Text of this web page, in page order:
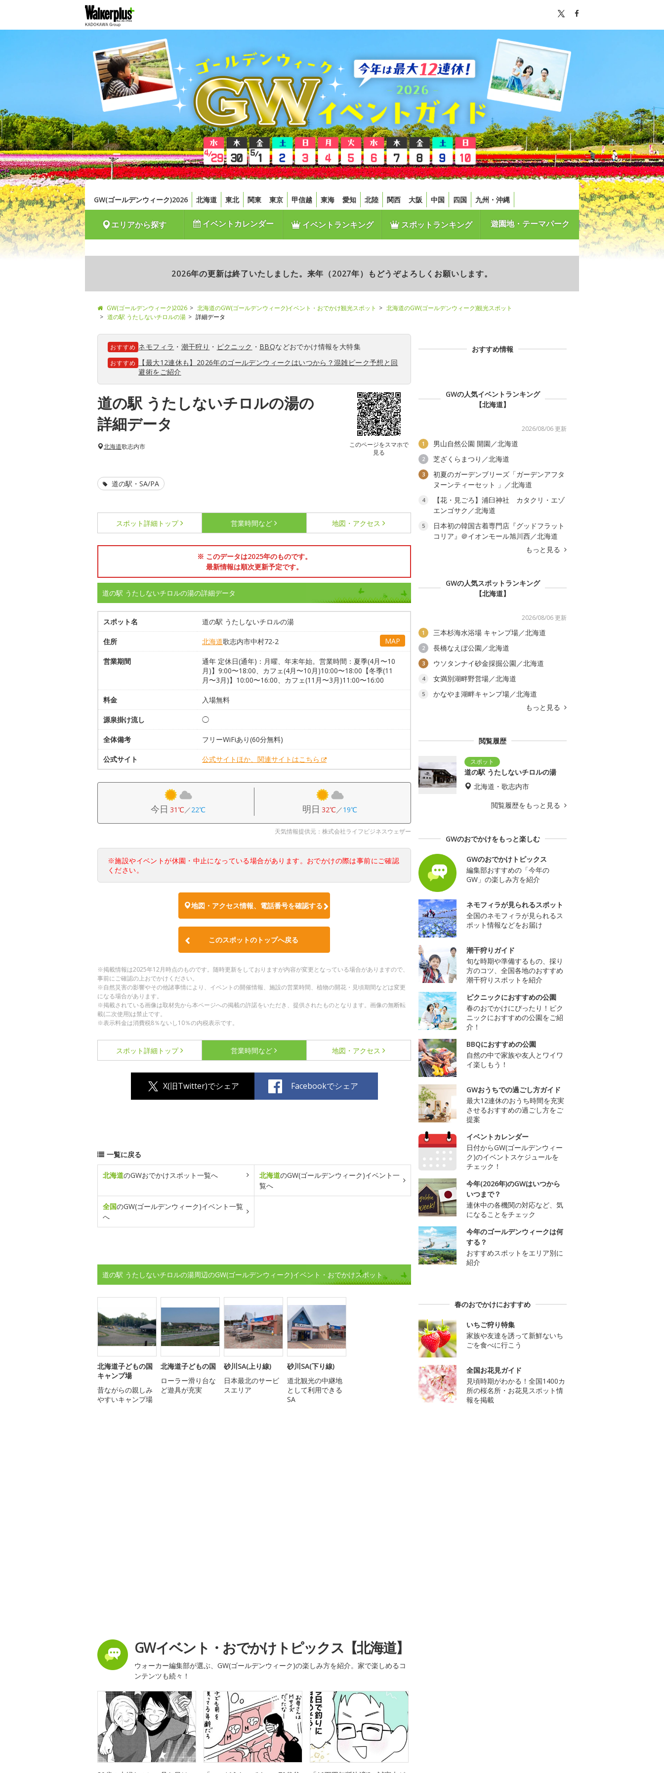
GW(ゴールデンウィーク)2026 北海道 東北 関東 東京 甲信越 東海 愛知 北陸 関西 大阪 中国 四国 九州・沖縄
エリアから探す イベントカレンダー イベントランキング スポットランキング 遊園地・テーマパーク
2026年の更新は終了いたしました。来年（2027年）もどうぞよろしくお願いします。
GW(ゴールデンウィーク)2026 北海道のGW(ゴールデンウィーク)イベント・おでかけ観光スポット
北海道のGW(ゴールデンウィーク)観光スポット
道の駅 うたしないチロルの湯
詳細データ
おすすめ ネモフィラ ・ 潮干狩り ・ ピクニック ・ BBQなどおでかけ情報を大特集
おすすめ
【最大12連休も】2026年のゴールデンウィークはいつから？混雑ピーク予想と回
避術をご紹介
道の駅 うたしないチロルの湯の
詳細データ
このページをスマホで
見る
北海道歌志内市
道の駅・SA/PA
スポット詳細 トップ 営業時間など 地図・アクセス
※ このデータは2025年のものです。
最新情報は順次更新予定です。
道の駅 うたしないチロルの湯の詳細データ
スポット名 道の駅 うたしないチロルの湯
住所 北海道歌志内市中村72-2 MAP
営業期間
通年 定休日(通年)：月曜、年末年始。営業時間：夏季(4月〜10
月)】9:00〜18:00、カフェ(4月〜10月)10:00〜18:00【冬季(11
月〜3月)】10:00〜16:00、カフェ(11月〜3月)11:00〜16:00
料金 入場無料
源泉掛け流し ◯
全体備考 フリーWiFiあり(60分無料)
公式サイト 公式サイトほか、関連サイトはこちら
今日 31℃／22℃ 明日 32℃／19℃
天気情報提供元：株式会社ライフビジネスウェザー
※施設やイベントが休園・中止になっている場合があります。おでかけの際は事前にご確認
ください。
地図・アクセス情報、電話番号を確認する
このスポットのトップへ戻る
※掲載情報は2025年12月時点のものです。随時更新をしておりますが内容が変更となっている場合がありますので、
事前にご確認の上おでかけください。
※自然災害の影響やその他諸事情により、イベントの開催情報、施設の営業時間、植物の開花・見頃期間などは変更
になる場合があります。
※掲載されている画像は取材先から本ページへの掲載の許諾をいただき、提供されたものとなります。画像の無断転
載(二次使用)は禁止です。
※表示料金は消費税8％ないし10％の内税表示です。
スポット詳細 トップ 営業時間など 地図・アクセス
X(旧Twitter)でシェア Facebookでシェア
一覧に戻る
北海道のGWおでかけスポット一覧へ 北海道のGW(ゴールデンウィーク)イベント一
覧へ
全国のGW(ゴールデンウィーク)イベント一覧
へ
道の駅 うたしないチロルの湯周辺のGW(ゴールデンウィーク)イベント・おでかけスポット
北海道子どもの国
キャンプ場
昔ながらの親しみ
やすいキャンプ場
北海道子どもの国
ローラー滑り台な
ど遊具が充実
砂川SA(上り線)
日本最北のサービ
スエリア
砂川SA(下り線)
道北観光の中継地
として利用できる
SA
GWイベント・おでかけトピックス【北海道】
ウォーカー編集部が選ぶ、GW(ゴールデンウィーク)の楽しみ方を紹介。家で楽しめるコ
ンテンツも続々！
おすすめ情報
GWの人気イベントランキング
【北海道】
2026/08/06 更新
1 男山自然公園 開園／北海道
2 芝ざくらまつり／北海道
3
初夏のガーデンブリーズ「ガーデンアフタ
ヌーンティーセット 」／北海道
4
【花・見ごろ】浦臼神社 カタクリ・エゾ
エンゴサク／北海道
5
日本初の韓国古着専門店『グッドフラット
コリア』＠イオンモール旭川西／北海道
もっと見る
GWの人気スポットランキング
【北海道】
2026/08/06 更新
1 三本杉海水浴場 キャンプ場／北海道
2 長橋なえぼ公園／北海道
3 ウソタンナイ砂金採掘公園／北海道
4 女満別湖畔野営場／北海道
5
かなやま湖畔キャンプ場／北海道
もっと見る
閲覧履歴
道の駅 うたしないチロルの湯
北海道・歌志内市
閲覧履歴をもっと見る
GWのおでかけをもっと楽しむ
GWのおでかけトピックス
編集部おすすめの「今年の
GW」の楽しみ方を紹介
ネモフィラが見られるスポット
全国のネモフィラが見られるス
ポット情報などをお届け
潮干狩りガイド
旬な時期や準備するもの、採り
方のコツ、全国各地のおすすめ
潮干狩りスポットを紹介
ピクニックにおすすめの公園
春のおでかけにぴったり！ピク
ニックにおすすめの公園をご紹
介！
BBQにおすすめの公園
自然の中で家族や友人とワイワ
イ楽しもう！
GWおうちでの過ごし方ガイド
最大12連休のおうち時間を充実
させるおすすめの過ごし方をご
提案
イベントカレンダー
日付からGW(ゴールデンウィー
ク)のイベントスケジュールを
チェック！
今年(2026年)のGWはいつから
いつまで？
連休中の各機関の対応など、気
になることをチェック
今年のゴールデンウィークは何
する？
おすすめスポットをエリア別に
紹介
春のおでかけにおすすめ
いちご狩り特集
家族や友達を誘って新鮮ないち
ごを食べに行こう
全国お花見ガイド
見頃時期がわかる！全国1400カ
所の桜名所・お花見スポット情
報を掲載